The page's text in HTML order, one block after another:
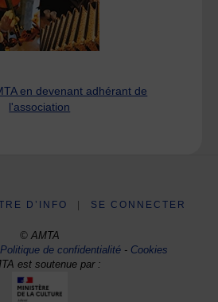
en devenant adhérant de
l'association
D’INFO SE CONNECTER
© AMTA
de confidentialité- Cookies
est soutenue par :